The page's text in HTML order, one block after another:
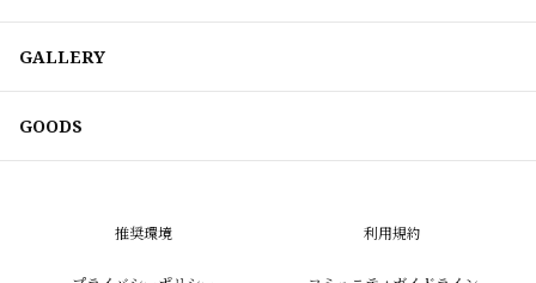
GALLERY
GOODS
推奨環境 利用規約